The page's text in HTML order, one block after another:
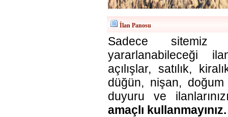
İlan Panosu
Sadece sitemiz
yararlanabileceği
açılışlar, satılık,
düğün, nişan,
duyuru ve
amaçlı kullanmayınız.